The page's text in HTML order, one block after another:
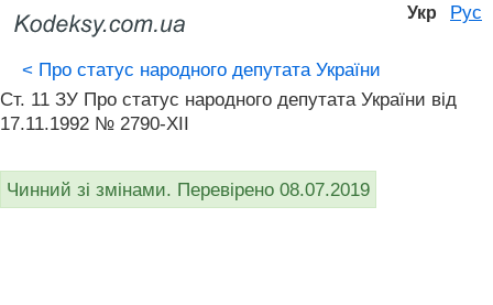
Укр Рус
< Про статус народного депутата України
Ст. 11 ЗУ Про статус народного депутата України від
17.11.1992 № 2790-XII
Чинний зі змінами. Перевірено 08.07.2019